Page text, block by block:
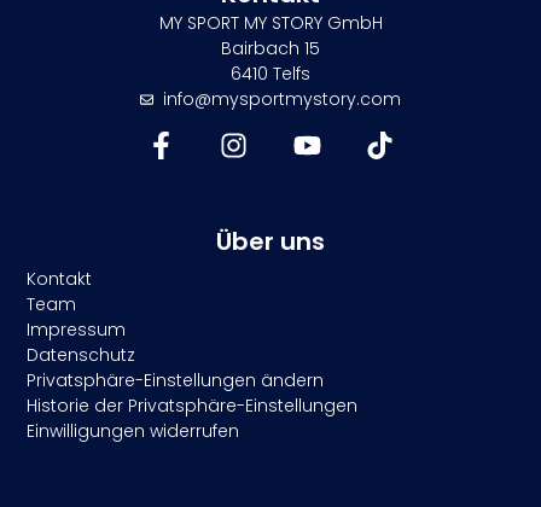
MY SPORT MY STORY GmbH
Bairbach 15
6410 Telfs
info@mysportmystory.com
Über uns
Kontakt
Team
Impressum
Datenschutz
Privatsphäre-Einstellungen ändern
Historie der Privatsphäre-Einstellungen
Einwilligungen widerrufen